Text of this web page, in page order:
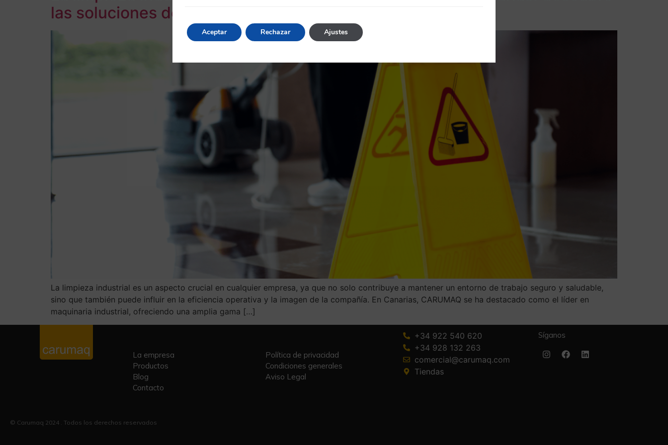
las soluciones de Carumaq.
La limpieza industrial es un aspecto crucial en cualquier empresa, ya que no solo contribuye a mantener un entorno de trabajo seguro y saludable,
sino que también puede influir en la eficiencia operativa y la imagen de la compañía. En Canarias, CARUMAQ se ha destacado como el líder en
maquinaria industrial, ofreciendo una amplia gama […]
La empresa
Productos
Blog
Contacto
Política de privacidad
Condiciones generales
Aviso Legal
+34 922 540 620
+34 928 132 263
comercial@carumaq.com
Tiendas
Síganos
© Carumaq 2024 . Todos los derechos reservados
Aceptar Rechazar Ajustes